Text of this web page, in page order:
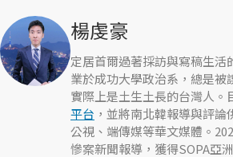
楊虔豪
定居首爾過著採訪與寫稿生活
業於成功大學政治系，總是被
實際上是土生土長的台灣人。
平台 ，並將南北韓報導與評論
公視、端傳媒等華文媒體。
慘案新聞報導，獲得SOPA亞